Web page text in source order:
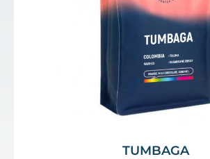
TUMBAGA